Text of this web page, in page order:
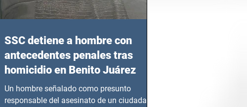
SSC detiene a hombre con
antecedentes penales tras
homicidio en Benito Juárez
Un hombre señalado como presunto
responsable del asesinato de un ciudadano